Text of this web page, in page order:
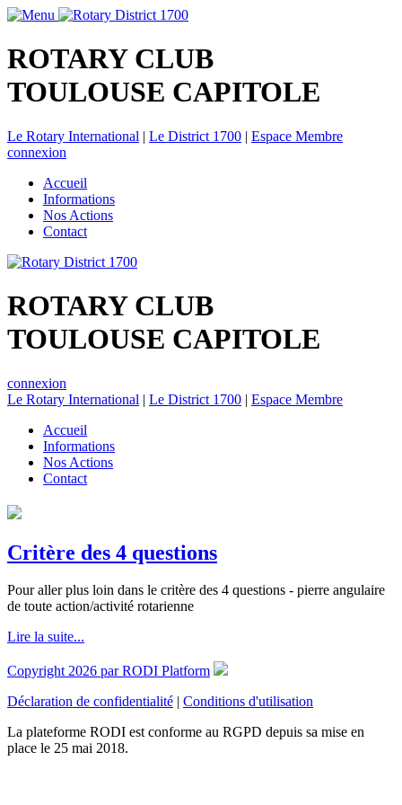
ROTARY CLUB
TOULOUSE CAPITOLE
Le Rotary International | Le District 1700 | Espace Membre
connexion
Accueil
Informations
Nos Actions
Contact
ROTARY CLUB
TOULOUSE CAPITOLE
connexion
Le Rotary International | Le District 1700 | Espace Membre
Accueil
Informations
Nos Actions
Contact
Critère des 4 questions
Pour aller plus loin dans le critère des 4 questions - pierre angulaire
de toute action/activité rotarienne
Lire la suite...
Copyright 2026 par RODI Platform
Déclaration de confidentialité
Conditions d'utilisation
La plateforme RODI est conforme au RGPD depuis sa mise en
place le 25 mai 2018.